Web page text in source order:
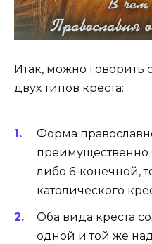
Итак, можно говорить
двух типов креста:
Форма
преимущественно
либо 6-конечной,
католического
Оба вида креста
одной и той же